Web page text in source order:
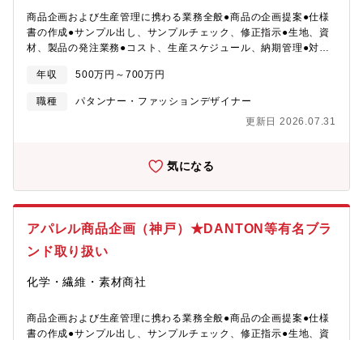
ど）の企画から製造、および全国の?流百貨店・有?化粧品専?店を
通じて販売をおこなっています。＜展開ブランド＞?アルビオン、
イグニス、エレガンス、アナスイ、ポール＆ジョー【MISSON】
アルビオンは、世の中にまだ「?級品」という概念がない20世紀の
う夢を持って誕?いたしました。化粧品も?も、徹底的に“本物志
向”にこだわり、独創的かつ?品質な化粧品を?み出す「商品開
に、常に新しいことにチャレンジしております。これからもお客
創り上げてまいります。
商品企画および生産管理に携わる業務全般●商品の企画提案●仕様
書の作成●サンプル出し、サンプルチェック、修正指示●生地、資
材、製品の発注業務●コスト、生産スケジュール、納期管理●対外
への出張が発生いたします。（頻度の目安：週2日程度）〈求める
人物像〉それぞれのブランドの歴史や背景を重んじた上で、現代
的な解釈でデザインを行います。ブランド価値を高め、お客様に
ご満足いただける商材を作るため、素材選定から縫製仕様まで細
ショップBshop運営・小売業）のグループ会社である株式会社ボ
年収 500万円～700万円
職種
パタンナー・ファッションデザイナー
更新日 2026.07.31
気になる
アパレル商品企画（神戸）★DANTON等有名ブラ
ンド取り扱い
化学・繊維・素材商社
商品企画および生産管理に携わる業務全般●商品の企画提案●仕様
書の作成●サンプル出し、サンプルチェック、修正指示●生地、資